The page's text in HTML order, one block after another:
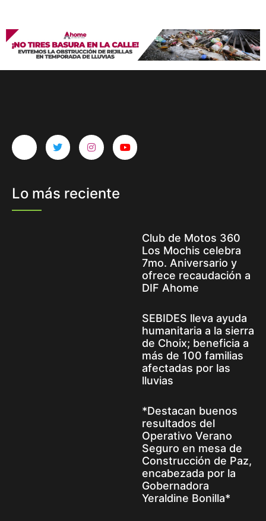
Lo más reciente
Club de Motos 360
Los Mochis celebra
7mo. Aniversario y
ofrece recaudación a
DIF Ahome
SEBIDES lleva ayuda
humanitaria a la sierra
de Choix; beneficia a
más de 100 familias
afectadas por las
lluvias
*Destacan buenos
resultados del
Operativo Verano
Seguro en mesa de
Construcción de Paz,
encabezada por la
Gobernadora
Yeraldine Bonilla*